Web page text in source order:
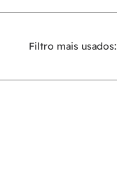
Filtro mais usados: